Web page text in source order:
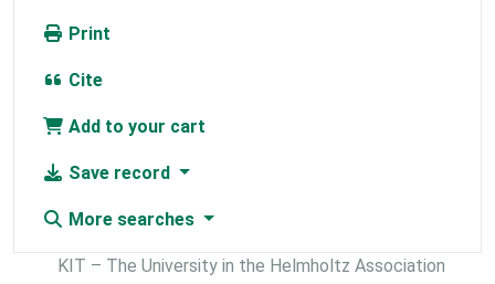
Print
Cite
Add to your cart
Save record
More searches
KIT – The University in the Helmholtz Association